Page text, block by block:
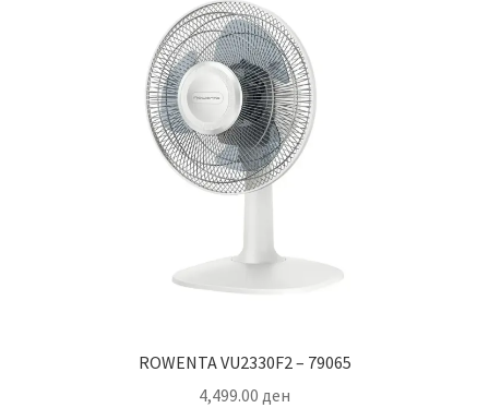
ROWENTA VU2330F2 – 79065
4,499.00 ден